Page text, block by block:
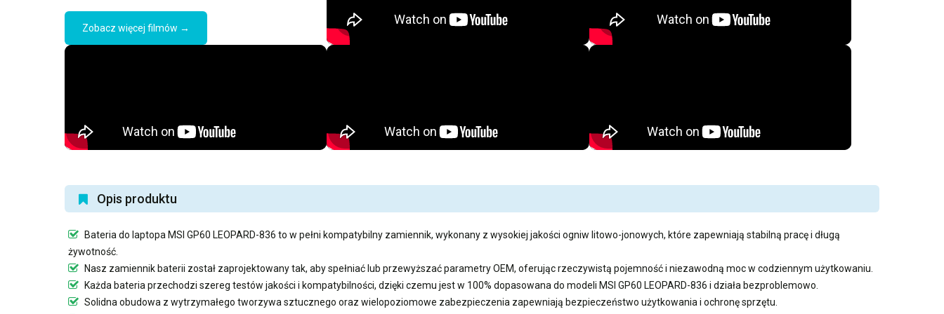
Zobacz więcej filmów →
Opis produktu
Bateria do laptopa MSI GP60 LEOPARD-836 to w pełni kompatybilny zamiennik, wykonany z wysokiej jakości ogniw litowo-jonowych, które zapewniają stabilną pracę i długą
żywotność.
Nasz zamiennik baterii został zaprojektowany tak, aby spełniać lub przewyższać parametry OEM, oferując rzeczywistą pojemność i niezawodną moc w codziennym użytkowaniu.
Każda bateria przechodzi szereg testów jakości i kompatybilności, dzięki czemu jest w 100% dopasowana do modeli MSI GP60 LEOPARD-836 i działa bezproblemowo.
Solidna obudowa z wytrzymałego tworzywa sztucznego oraz wielopoziomowe zabezpieczenia zapewniają bezpieczeństwo użytkowania i ochronę sprzętu.